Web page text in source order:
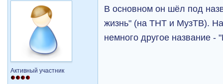
Активный участник
В основном он шёл под
жизнь" (на ТНТ и МузТВ).
немного другое название -